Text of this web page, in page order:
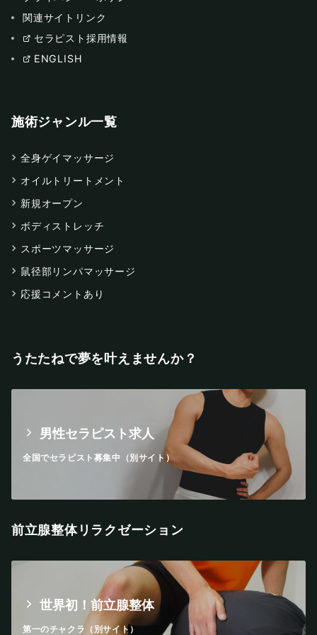
関連サイトリンク
セラピスト採用情報
ENGLISH
施術ジャンル一覧
全身ゲイマッサージ
オイルトリートメント
新規オープン
ボディストレッチ
スポーツマッサージ
鼠径部リンパマッサージ
応援コメントあり
うたたねで夢を叶えませんか？
男性セラピスト求人
全国でセラピスト募集中（別サイト）
前立腺整体リラクゼーション
世界初！前立腺整体
第一のチャクラ（別サイト）